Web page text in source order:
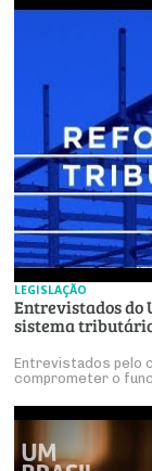
LEGISLAÇÃO
Entrevistados do
sistema
Entrevistados pelo
comprometer o